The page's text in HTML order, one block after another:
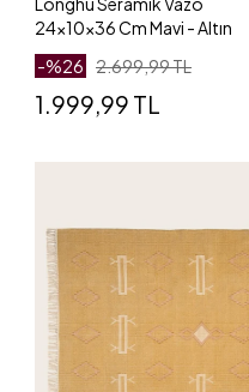
24x10x36 Cm Mavi - Altın
-%26 2.699,99 TL
1.999,99 TL